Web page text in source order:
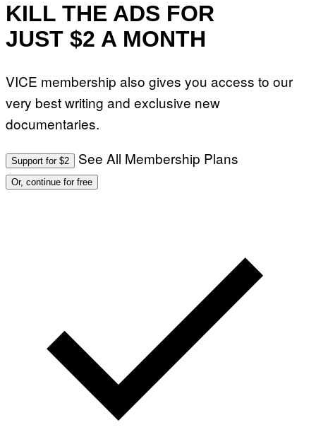
KILL THE ADS FOR
JUST $2 A MONTH
VICE membership also gives you access to our
very best writing and exclusive new
documentaries.
Support for $2 See All Membership Plans
Or, continue for free